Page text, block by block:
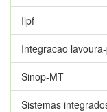
Ilpf
Integracao
Sinop-MT
Sistemas